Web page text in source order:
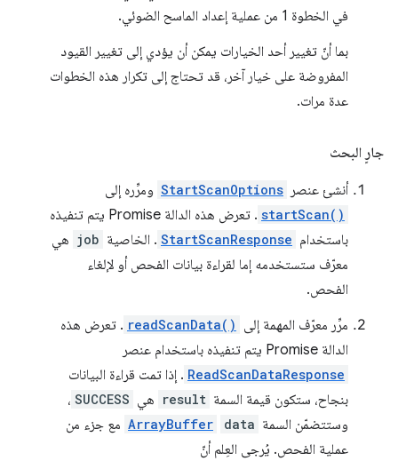
في الخطوة 1 من عملية إعداد الماسح الضوئي.
بما أنّ تغيير أحد الخيارات يمكن أن يؤدي إلى تغيير القيود
المفروضة على خيار آخر، قد تحتاج إلى تكرار هذه الخطوات
عدة مرات.
جارٍ البحث
أنشئ عنصر StartScanOptions ومرِّره إلى
startScan()
. تعرض هذه الدالة Promise يتم تنفيذه
باستخدام StartScanResponse . الخاصية job هي
معرّف ستستخدمه إما لقراءة بيانات الفحص أو لإلغاء
الفحص.
مرِّر معرّف المهمة إلى readScanData() . تعرض هذه
الدالة Promise يتم تنفيذه باستخدام عنصر
ReadScanDataResponse . إذا تمت قراءة البيانات
بنجاح، ستكون قيمة السمة result هي SUCCESS ،
وستتضمّن السمة data
ArrayBuffer مع جزء من
عملية الفحص. يُرجى العِلم أنّ